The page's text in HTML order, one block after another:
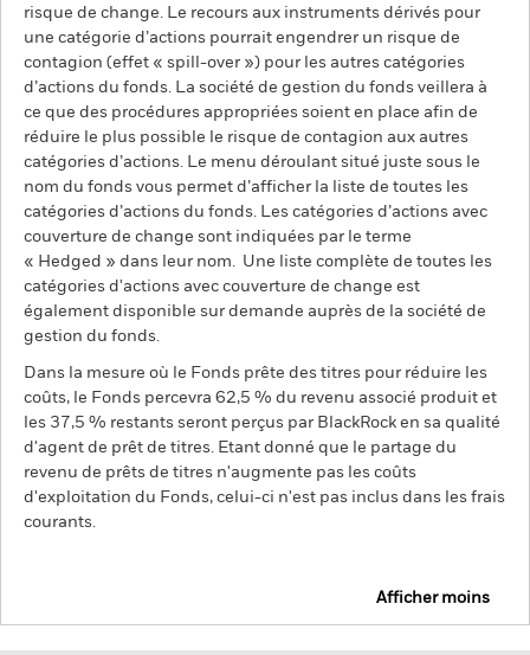
risque de change. Le recours aux instruments dérivés pour
une catégorie d’actions pourrait engendrer un risque de
contagion (effet « spill-over ») pour les autres catégories
d’actions du fonds. La société de gestion du fonds veillera à
ce que des procédures appropriées soient en place afin de
réduire le plus possible le risque de contagion aux autres
catégories d’actions. Le menu déroulant situé juste sous le
nom du fonds vous permet d’afficher la liste de toutes les
catégories d’actions du fonds. Les catégories d’actions avec
couverture de change sont indiquées par le terme
« Hedged » dans leur nom. Une liste complète de toutes les
catégories d'actions avec couverture de change est
également disponible sur demande auprès de la société de
gestion du fonds.
Dans la mesure où le Fonds prête des titres pour réduire les
coûts, le Fonds percevra 62,5 % du revenu associé produit et
les 37,5 % restants seront perçus par BlackRock en sa qualité
d'agent de prêt de titres. Etant donné que le partage du
revenu de prêts de titres n'augmente pas les coûts
d'exploitation du Fonds, celui-ci n'est pas inclus dans les frais
courants.
Afficher moins